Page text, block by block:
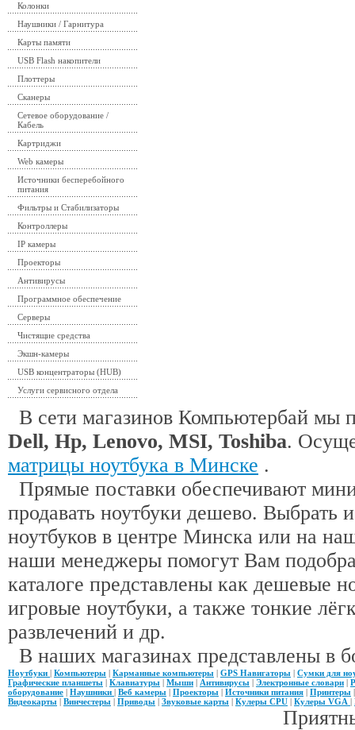
Колонки
Наушники / Гарнитура
Карты памяти
USB Flash накопители
Плоттеры
Сканеры
Сетевое оборудование /
Кабель
Картриджи
Web камеры
Источники бесперебойного
питания
Фильтры и Стабилизаторы
Контроллеры
IP камеры
Проекторы
Антивирусы
Программное обеспечение
Серверы
Чистящие средства
Экшн-камеры
USB концентраторы (HUB)
Услуги сервисного отдела
В сети магазинов Компьютербай мы
Dell, Hp, Lenovo, MSI, Toshiba.
матрицы ноутбука в Минске .
Прямые поставки обеспечивают
продавать ноутбуки дешево.
ноутбуков в центре Минска или на
наши менеджеры помогут Вам
каталоге представлены как дешевые
игровые ноутбуки, а также тонкие
развлечений и др.
В наших магазинах представлены в
Ноутбуки | Компьютеры | Карманные компьютеры | GPS Навигаторы | Сумки для
Графические планшеты | Клавиатуры | Мыши | Антивирусы | Электронные словари |
оборудование | Наушники | Веб камеры | Проекторы | Источники питания | Принтеры
Видеокарты | Винчестеры | Приводы | Звуковые карты | Кулеры CPU | Кулеры VGA |